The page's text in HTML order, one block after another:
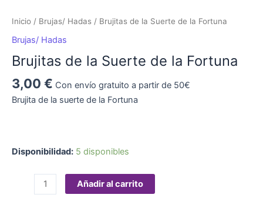
Inicio / Brujas/ Hadas / Brujitas de la Suerte de la Fortuna
Brujas/ Hadas
Brujitas de la Suerte de la Fortuna
3,00 € Con envío gratuito a partir de 50€
Brujita de la suerte de la Fortuna
Disponibilidad: 5 disponibles
Añadir al carrito